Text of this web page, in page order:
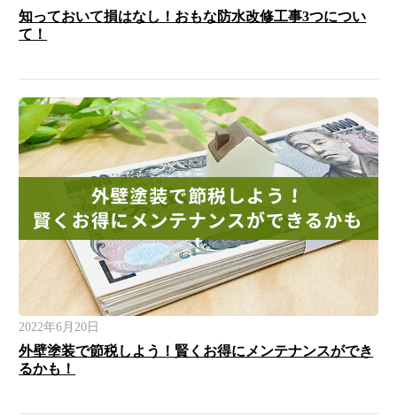
知っておいて損はなし！おもな防水改修工事3つについ
て！
2022年6月20日
外壁塗装で節税しよう！賢くお得にメンテナンスができ
るかも！